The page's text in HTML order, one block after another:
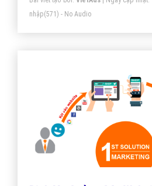
Bài viết tạo bởi: VietAds| Ngày cập nhật:
nhập(631) - No Audio